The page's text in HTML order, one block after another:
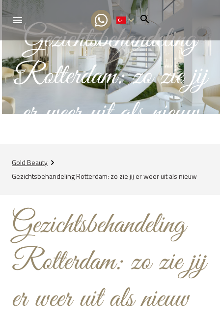
NL
Gezichtsbehandeling
Rotterdam: zo zie jij
er weer uit als nieuw
Gold Beauty
Gezichtsbehandeling Rotterdam: zo zie jij er weer uit als nieuw
Gezichtsbehandeling
Rotterdam: zo zie jij
er weer uit als nieuw